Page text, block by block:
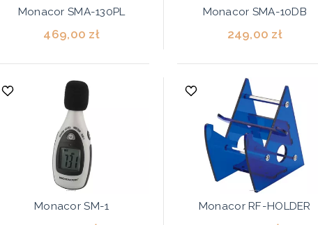
Monacor SMA-130PL
469,00 zł
Monacor SMA-10DB
249,00 zł
Monacor SM-1 Monacor RF-HOLDER